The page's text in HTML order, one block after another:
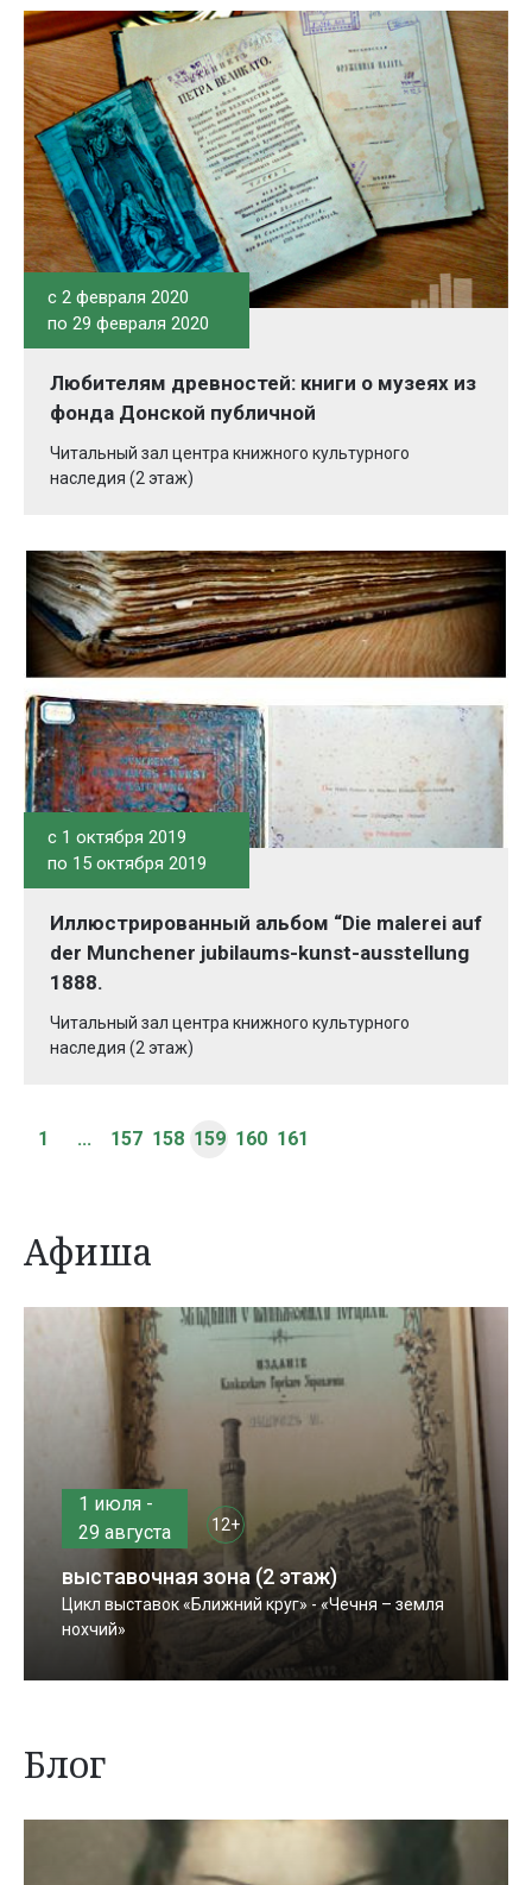
c 2 февраля 2020
по 29 февраля 2020
Любителям древностей: книги о музеях из
фонда Донской публичной
Читальный зал центра книжного культурного
наследия (2 этаж)
c 1 октября 2019
по 15 октября 2019
Иллюстрированный альбом “Die malerei auf
der Munchener jubilaums-kunst-ausstellung
1888.
Читальный зал центра книжного культурного
наследия (2 этаж)
1 ... 157 158 159 160 161
Афиша
1 июля -
29 августа
12+
выставочная зона (2 этаж)
Цикл выставок «Ближний круг» - «Чечня – земля
нохчий»
Блог